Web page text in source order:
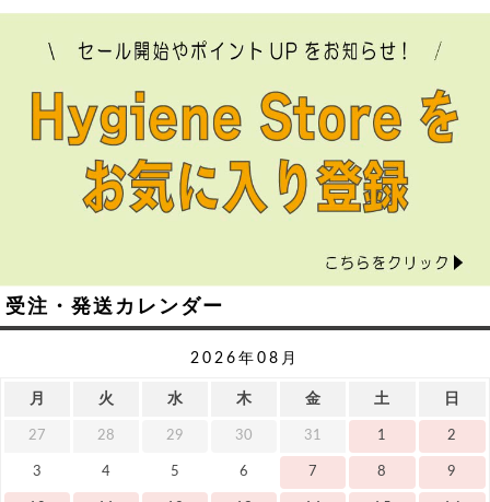
受注・発送カレンダー
2026年08月
月 火 水 木 金 土 日
27 28 29 30 31 1 2
3 4 5 6 7 8 9